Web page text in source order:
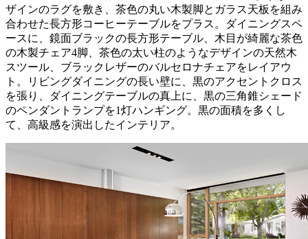
ザインのラグを敷き、茶色の丸い木製脚とガラス天板を組み
合わせた長方形コーヒーテーブルをプラス。ダイニングスペ
ースに、鏡面ブラックの長方形テーブル、木目が綺麗な茶色
の木製チェア4脚、茶色の太い柱のようなデザインの天然木
スツール、ブラックレザーのバルセロナチェアをレイアウ
ト。リビングダイニングの長い壁に、黒のアクセントクロス
を張り、ダイニングテーブルの真上に、黒の三角錐シェード
のペンダントランプを1灯ハンギング。黒の面積を多くし
て、高級感を演出したインテリア。